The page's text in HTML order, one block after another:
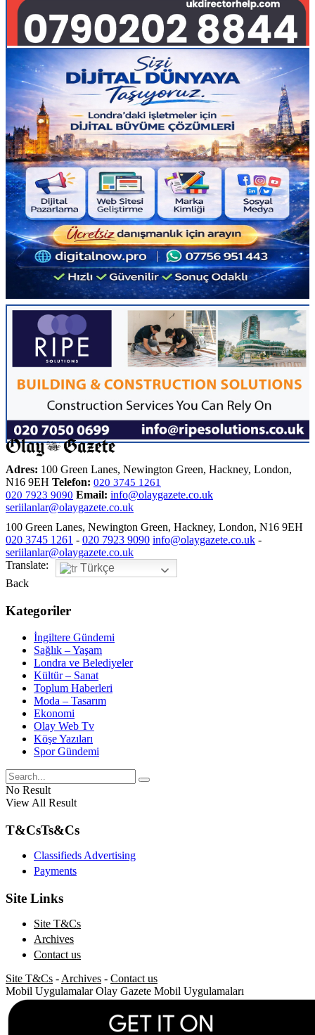
Adres: 100 Green Lanes, Newington Green, Hackney, London,
N16 9EH Telefon: 020 3745 1261
020 7923 9090 Email: info@olaygazete.co.uk
seriilanlar@olaygazete.co.uk
100 Green Lanes, Newington Green, Hackney, London, N16 9EH
020 3745 1261 - 020 7923 9090 info@olaygazete.co.uk -
seriilanlar@olaygazete.co.uk
Translate:
Türkçe
Back
Kategoriler
İngiltere Gündemi
Sağlık – Yaşam
Londra ve Belediyeler
Kültür – Sanat
Toplum Haberleri
Moda – Tasarım
Ekonomi
Olay Web Tv
Köşe Yazıları
Spor Gündemi
No Result
View All Result
T&CsTs&Cs
Classifieds Advertising
Payments
Site Links
Site T&Cs
Archives
Contact us
Site T&Cs - Archives - Contact us
Mobil Uygulamalar Olay Gazete Mobil Uygulamaları